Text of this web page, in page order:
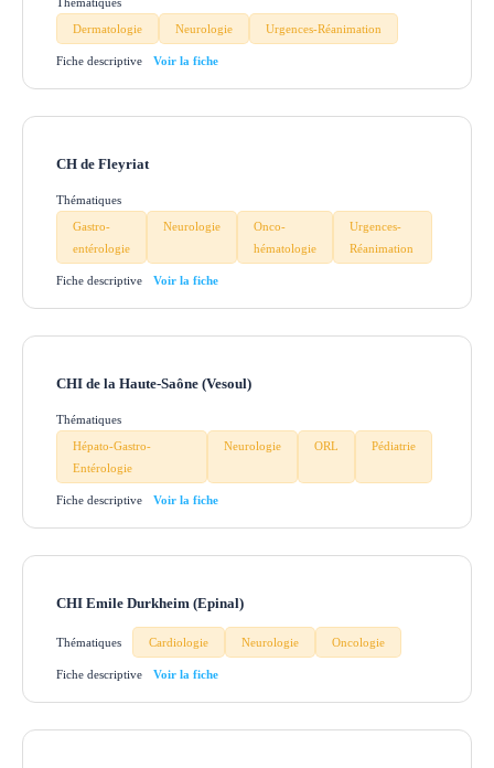
Dermatologie
Neurologie Urgences-Réanimation
Fiche descriptive
CH de Fleyriat
Thématiques
Gastro-
entérologie
Neurologie
Onco-
hématologie
Urgences-
Réanimation
Fiche descriptive
CHI de la Haute-Saône (Vesoul)
Thématiques
Hépato-Gastro-
Entérologie
Neurologie ORL Pédiatrie
Fiche descriptive
CHI Emile Durkheim (Epinal)
Thématiques Cardiologie Neurologie Oncologie
Fiche descriptive